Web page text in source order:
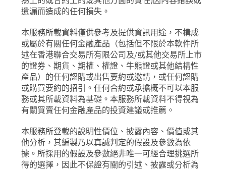
遺漏而造成的任何損失。
本服務所載資料僅供參考及提供資訊用途，不構成
或屬於有關任何金融產品（包括但不限於本軟件所
述在香港聯合交易所有限公司及/或其他交易所上市
的證券、期貨、期權、權證、牛熊證或其他結構性
產品）的任何認購或出售要約或邀請，或任何認購
或購買要約的招引。任何合約或承擔概不可以本服
務或其所載資料為基礎。本服務所載資料不得視為
有關買賣任何金融產品的投資建議或推薦。
本服務所登載的說明性價位、披露內容、價值或其
他分析，其編製乃以真誠判定的假設及參數為依
據。所採用的假設及參數絕非唯一可經合理挑選所
得的選擇，因此不保證有關的引述、披露或分析為